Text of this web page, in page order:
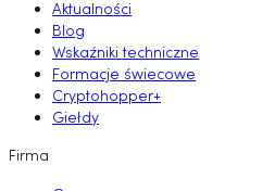
Aktualności
Blog
Wskaźniki techniczne
Formacje świecowe
Cryptohopper+
Giełdy
Firma